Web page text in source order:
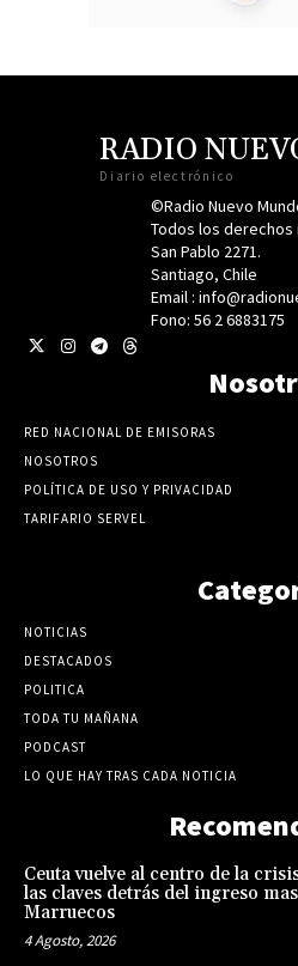
RADIO
Diario electrónico
©Radio Nuevo
Todos los
San Pablo 2271.
Santiago, Chile
Email :
Fono: 56 2 6883175
RED NACIONAL DE EMISORAS
NOSOTROS
POLÍTICA DE USO Y PRIVACIDAD
TARIFARIO SERVEL
NOTICIAS
DESTACADOS
POLITICA
TODA TU MAÑANA
PODCAST
LO QUE HAY TRAS CADA NOTICIA
Ceuta vuelve al centro de la
las claves detrás del ingreso
Marruecos
4 Agosto, 2026